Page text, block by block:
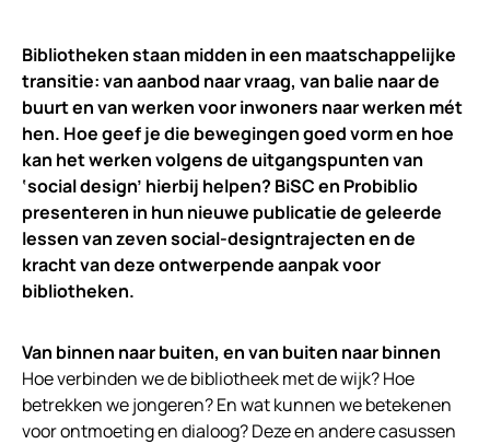
Bibliotheken staan midden in een maatschappelijke
transitie: van aanbod naar vraag, van balie naar de
buurt en van werken voor inwoners naar werken mét
hen. Hoe geef jedie bewegingen goed vorm en hoe
kan het werken volgens de uitgangspunten van
‘social design’ hierbij helpen? BiSC en Probiblio
presenteren in hun nieuwe publicatie de geleerde
lessen van zeven social-designtrajecten en de
kracht van deze ontwerpendeaanpak voor
bibliotheken.
Van binnen naar buiten, en van buiten naar binnen
Hoe verbinden we de bibliotheek met de wijk? Hoe
betrekken we jongeren? En wat kunnen we betekenen
voor ontmoeting en dialoog? Deze en andere casussen